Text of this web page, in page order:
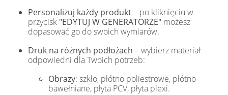
Personalizuj każdy produkt– po kliknięciu w
przycisk "EDYTUJ W GENERATORZE" możesz
dopasować go do swoich wymiarów.
Druk na różnych podłożach – wybierz materiał
odpowiedni dla Twoich potrzeb:
Obrazy: szkło, płótno poliestrowe, płótno
bawełniane, płyta PCV, płyta plexi.